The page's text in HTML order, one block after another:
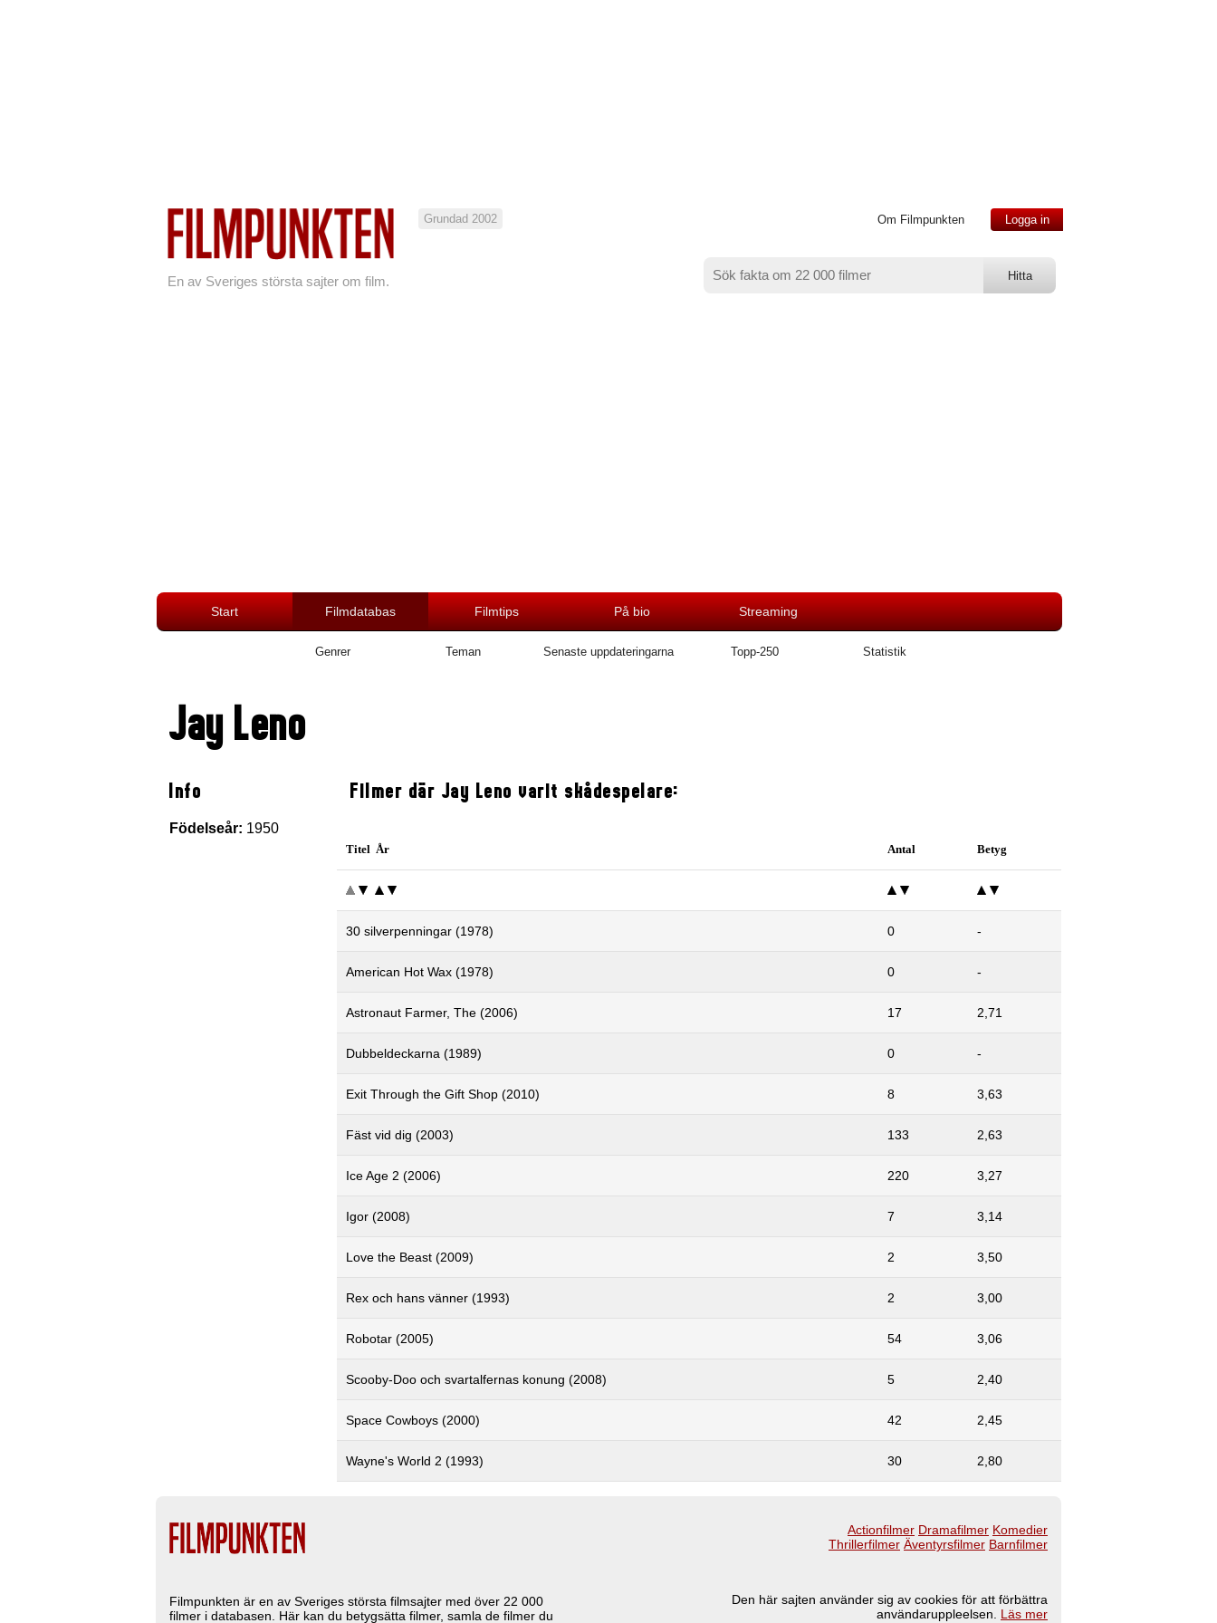
En av Sveriges största sajter om film.
Grundad 2002 Om Filmpunkten Logga in
Start Filmdatabas Filmtips På bio Streaming
Genrer Teman Senaste uppdateringarna Topp-250 Statistik
Jay Leno
Info
Födelseår: 1950
Filmer där Jay Leno varit skådespelare:
Titel År Antal Betyg
30 silverpenningar (1978) 0 -
American Hot Wax (1978) 0 -
Astronaut Farmer, The (2006) 17 2,71
Dubbeldeckarna (1989) 0 -
Exit Through the Gift Shop (2010) 8 3,63
Fäst vid dig (2003) 133 2,63
Ice Age 2 (2006) 220 3,27
Igor (2008) 7 3,14
Love the Beast (2009) 2 3,50
Rex och hans vänner (1993) 2 3,00
Robotar (2005) 54 3,06
Scooby-Doo och svartalfernas konung (2008) 5 2,40
Space Cowboys (2000) 42 2,45
Wayne's World 2 (1993) 30 2,80
Filmpunkten är en av Sveriges största filmsajter med över 22 000
filmer i databasen. Här kan du betygsätta filmer, samla de filmer du
Actionfilmer Dramafilmer Komedier
Thrillerfilmer Äventyrsfilmer Barnfilmer
Den här sajten använder sig av cookies för att förbättra
användaruppleelsen. Läs mer